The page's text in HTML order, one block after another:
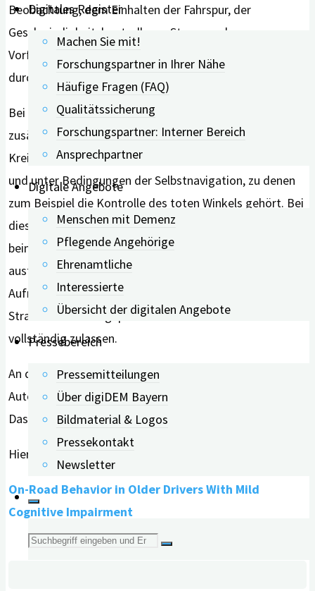
Digitales Register
Machen Sie mit!
Forschungspartner in Ihrer Nähe
Häufige Fragen (FAQ)
Qualitätssicherung
Forschungspartner: Interner Bereich
Ansprechpartner
Digitale Angebote
Menschen mit Demenz
Pflegende Angehörige
Ehrenamtliche
Interessierte
Übersicht der digitalen Angebote
Pressebereich
Pressemitteilungen
Über digiDEM Bayern
Bildmaterial & Logos
Pressekontakt
Newsletter
Suche
Beobachtung, dem Einhalten der Fahrspur, der
Geschwindigkeitskontrolle, an Stopp- und
Vorfahrtsschildern, beim Spurwechsel oder beim Fahren
durch Kurven.
Bei unsicheren MCI-Fahrer*innen hingegen kamen
zusätzliche Schwierigkeiten hinzu: an Kreuzungen, in
Kreisverkehren, beim Einparken, beim Geradeausfahren
und unter Bedingungen der Selbstnavigation, zu denen
zum Beispiel die Kontrolle des toten Winkels gehört. Bei
diesen Menschen wurden stärkere Beeinträchtigungen
beim räumlichen Vorstellungsvermögen und im
ausführenden Bereich sowie hinsichtlich der
Aufmerksamkeit beobachtet, die ein an den
Straßenverkehr angepasstes Fahrverhalten nicht mehr
vollständig zulassen.
An der Studie nahmen insgesamt 296 ältere
Autofahrer*innen teil, 40,5 Prozent davon waren Frauen.
Das Durchschnittsalter betrug 75,5 Jahre.
Hier geht’s zur Studie:
On-Road Behavior in Older Drivers With Mild
Cognitive Impairment